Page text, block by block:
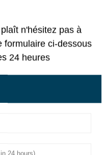
n'hésitez pas à
formulaire ci-dessous
24 heures